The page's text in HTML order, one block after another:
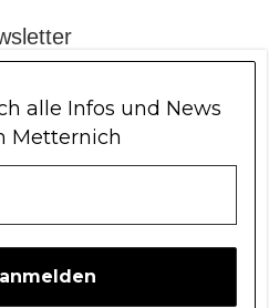
alle Infos und News
Metternich